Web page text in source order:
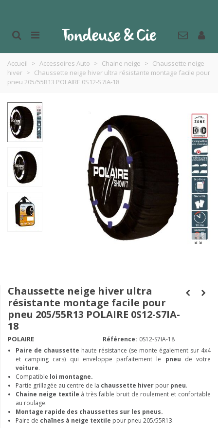
Accueil > Accessoires Auto > Chaine neige > Chaussette neige
hiver > Chaussette neige hiver ultra résistante montage facile pour
pneu 205/55R13 POLAIRE 0S12-S7IA-18
Chaussette neige hiver ultra
résistante montage facile pour
pneu 205/55R13 POLAIRE 0S12-S7IA-
18
POLAIRE Référence: 0S12-S7IA-18
Paire de chaussette haute résistance (se monte également sur 4x4
et camping cars) qui enveloppe parfaitement le pneu de votre
voiture.
Compatible loi montagne.
Partie grillagée au centre de la chaussette hiver pour pneu.
Chaine neige textile à très faible bruit de roulement et confortable
au roulage.
Montage rapide des chaussettes sur les pneus.
Paire de chaînes à neige textile pour pneu 205/55R13.